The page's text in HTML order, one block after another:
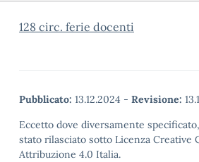
128 circ. ferie docenti
Pubblicato: 13.12.2024 - Revisione:
Eccetto dove diversamente
stato rilasciato sotto Licenza Creative
Attribuzione 4.0 Italia.